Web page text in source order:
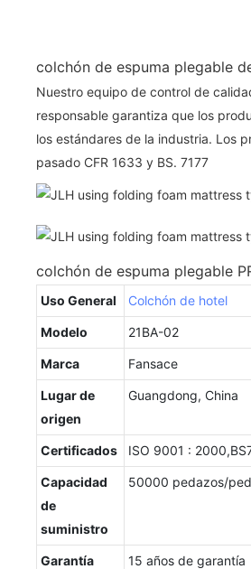
colchón de espuma plegable
Nuestro equipo de control de
responsable garantiza que los
los estándares de la industria. Los
pasado CFR 1633 y BS. 7177
colchón de espuma plegable
Uso General Colchón de hotel
Modelo 21BA-02
Marca Fansace
Lugar de
origen
Guangdong, China
Certificados ISO 9001 :
Capacidad
de
suministro
50000 pedazos/
Garantía 15 años de garantía